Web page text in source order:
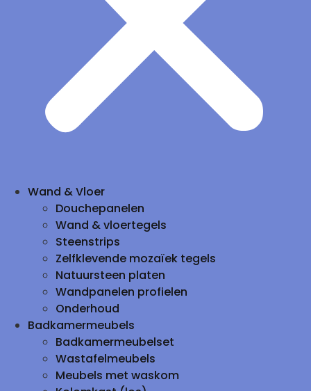
Wand & Vloer
Douchepanelen
Wand & vloertegels
Steenstrips
Zelfklevende mozaïek tegels
Natuursteen platen
Wandpanelen profielen
Onderhoud
Badkamermeubels
Badkamermeubelset
Wastafelmeubels
Meubels met waskom